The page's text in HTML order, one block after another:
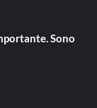
Sono